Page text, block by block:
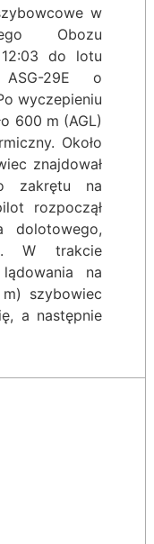
w
Obozu
do lotu
ASG-29E o
wyczepieniu
600 m (AGL)
Około
znajdował
zakrętu na
rozpoczął
dolotowego,
W trakcie
na
szybowiec
a następnie